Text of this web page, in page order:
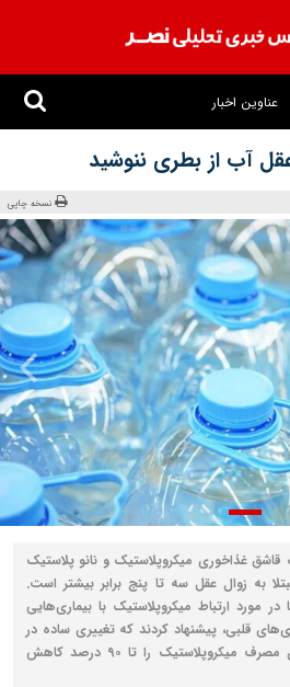
عناوین اخبار
آب از بطری ننوشید
نسخه چاپی
غذاخوری میکروپلاستیک و نانو پلاستیک
به زوال عقل سه تا پنج برابر بیشتر است.
مورد ارتباط میکروپلاستیک با بیماری‌هایی
قلبی، پیشنهاد کردند که تغییری ساده در
عادات نوشیدن، می‌تواند میزان مصرف میکروپلاستیک را تا ۹۰ درصد کاهش